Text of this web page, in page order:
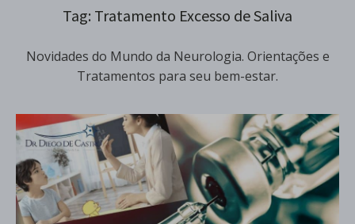
Tag: Tratamento Excesso de Saliva
Novidades do Mundo da Neurologia. Orientações e
Tratamentos para seu bem-estar.